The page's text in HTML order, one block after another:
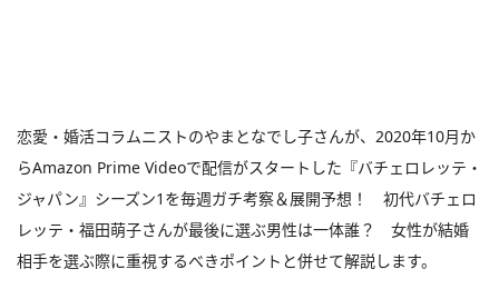
恋愛・婚活コラムニストのやまとなでし子さんが、2020年10月か
らAmazon Prime Videoで配信がスタートした『バチェロレッテ・
ジャパン』シーズン1を毎週ガチ考察＆展開予想！ 初代バチェロ
レッテ・福田萌子さんが最後に選ぶ男性は一体誰？ 女性が結婚
相手を選ぶ際に重視するべきポイントと併せて解説します。